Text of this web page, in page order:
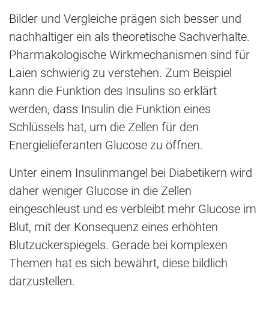
Bilder und Vergleiche prägen sich besser und
nachhaltiger ein als theoretische Sachverhalte.
Pharmakologische Wirkmechanismen sind für
Laien schwierig zu verstehen. Zum Beispiel
kann die Funktion des Insulins so erklärt
werden, dass Insulin die Funktion eines
Schlüssels hat, um die Zellen für den
Energielieferanten Glucose zu öffnen.
Unter einem Insulinmangel bei Diabetikern wird
daher weniger Glucose in die Zellen
eingeschleust und es verbleibt mehr Glucose im
Blut, mit der Konsequenz eines erhöhten
Blutzuckerspiegels. Gerade bei komplexen
Themen hat es sich bewährt, diese bildlich
darzustellen.